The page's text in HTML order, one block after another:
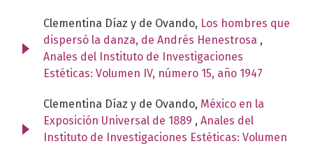
Clementina Díaz y de Ovando, Los hombres que
dispersó la danza, de Andrés Henestrosa ,
Anales del Instituto de Investigaciones
Estéticas: Volumen IV, número 15, año 1947
Clementina Díaz y de Ovando, México en la
Exposición Universal de 1889 , Anales del
Instituto de Investigaciones Estéticas: Volumen